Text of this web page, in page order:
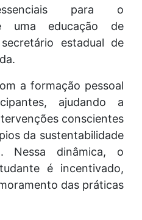
para o
uma educação de
estadual de
a formação pessoal
ajudando a
conscientes
da sustentabilidade
Nessa dinâmica, o
é incentivado,
das práticas